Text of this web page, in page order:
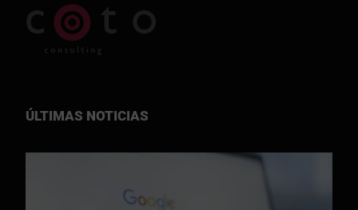
ÚLTIMAS NOTICIAS